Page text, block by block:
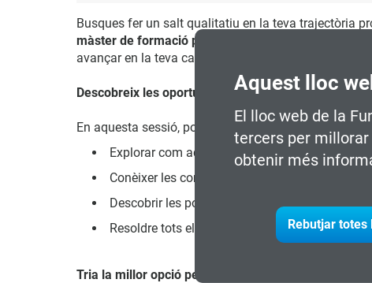
Aquest lloc
El lloc web de la
tercers per
obtenir més
Rebutjar totes
Busques fer un salt qualitatiu en la teva trajectòria
màster de formació permanent
avançar en la teva carrera.
Descobreix les oportunitats que t'esperen!
En aquesta sessió, podràs:
Explorar com aquest programa pot obrir-te
Conèixer les competències clau que adquiriràs
Descobrir les possibilitats de reorientació
Resoldre tots els teus dubtes sobre el procés
Tria la millor opció per a tu!